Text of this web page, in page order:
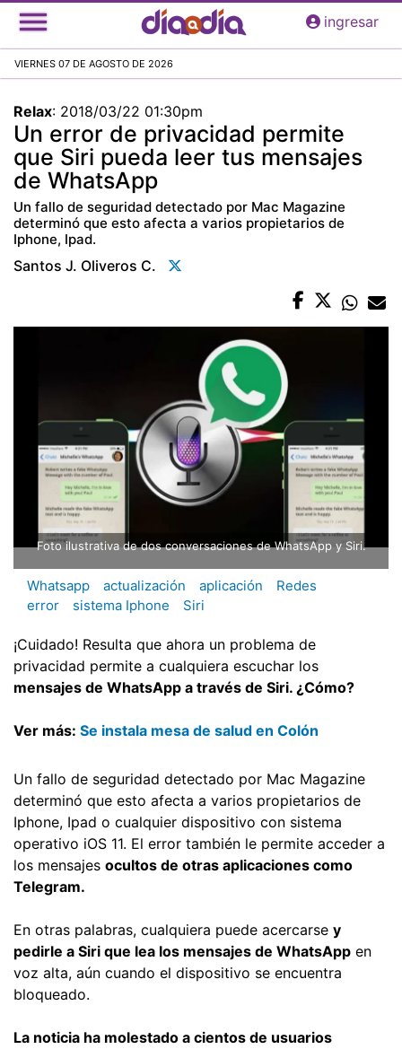
Pasar
al
principal
ingresar
VIERNES 07 DE AGOSTO DE 2026
Relax: 2018/03/22 01:30pm
Un error de privacidad permite
que Siri pueda leer tus mensajes
de WhatsApp
Un fallo de seguridad detectado por Mac Magazine
determinó que esto afecta a varios propietarios de
Iphone, Ipad.
Santos J. Oliveros C.
Foto ilustrativa de dos conversaciones de WhatsApp y Siri.
Whatsapp actualización aplicación
Redes
error
sistema Iphone Siri
¡Cuidado! Resulta que ahora un problema de
privacidad permite a cualquiera escuchar los
mensajes de WhatsApp a través de Siri. ¿Cómo?
Ver más: Se instala mesa de salud en Colón
Un fallo de seguridad detectado por Mac Magazine
determinó que esto afecta a varios propietarios de
Iphone, Ipad o cualquier dispositivo con sistema
operativo iOS 11. El error también le permite acceder a
los mensajes ocultos de otras aplicaciones como
Telegram.
En otras palabras, cualquiera puede acercarse y
pedirle a Siri que lea los mensajes de WhatsApp en
voz alta, aún cuando el dispositivo se encuentra
bloqueado.
La noticia ha molestado a cientos de usuarios